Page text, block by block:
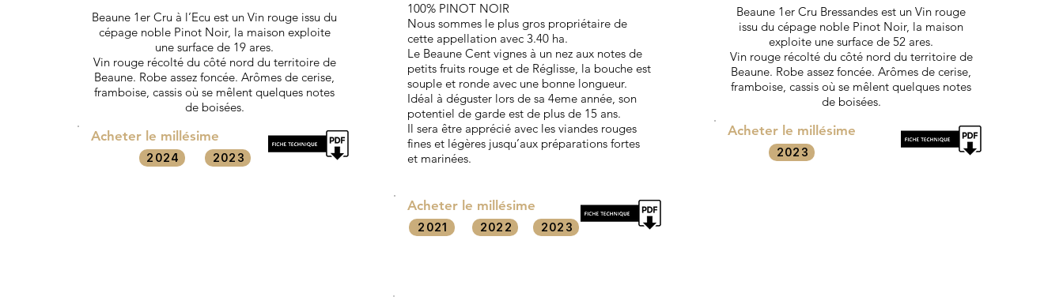
Beaune 1er Cru à l’Ecu est un Vin rouge issu du
cépage noble Pinot Noir, la maison exploite
une surface de 19 ares.
Vin rouge récolté du côté nord du territoire de
Beaune. Robe assez foncée. Arômes de cerise,
framboise, cassis où se mêlent quelques notes
de boisées.
Acheter le millésime
2024 2023
100% PINOT NOIR
Nous sommes le plus gros propriétaire de
cette appellation avec 3.40 ha.
Le Beaune Cent vignes à un nez aux notes de
petits fruits rouge et de Réglisse, la bouche est
souple et ronde avec une bonne longueur.
Idéal à déguster lors de sa 4eme année, son
potentiel de garde est de plus de 15 ans.
Il sera être apprécié avec les viandes rouges
fines et légères jusqu’aux préparations fortes
et marinées.
Acheter le millésime
2021 2022 2023
Beaune 1er Cru Bressandes est un Vin rouge
issu du cépage noble Pinot Noir, la maison
exploite une surface de 52 ares.
Vin rouge récolté du côté nord du territoire de
Beaune. Robe assez foncée. Arômes de cerise,
framboise, cassis où se mêlent quelques notes
de boisées.
Acheter le millésime
2023